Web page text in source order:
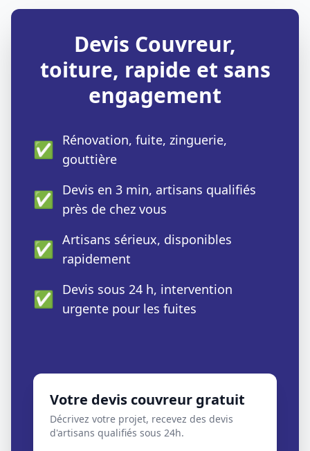
Devis Couvreur,
toiture, rapide et sans
engagement
✅ Rénovation, fuite, zinguerie,
gouttière
✅ Devis en 3 min, artisans qualifiés
près de chez vous
✅ Artisans sérieux, disponibles
rapidement
✅ Devis sous 24 h, intervention
urgente pour les fuites
Votre devis couvreur gratuit
Décrivez votre projet, recevez des devis
d'artisans qualifiés sous 24h.